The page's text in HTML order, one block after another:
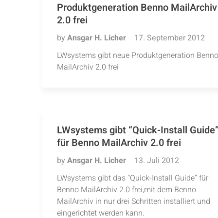
Produktgeneration Benno MailArchiv
2.0 frei
by Ansgar H. Licher
17. September 2012
LWsystems gibt neue Produktgeneration Benno
MailArchiv 2.0 frei
LWsystems gibt “Quick-Install
für Benno MailArchiv 2.0 frei
by Ansgar H. Licher
13. Juli 2012
LWsystems gibt das “Quick-Install Guide” für
Benno MailArchiv 2.0 frei,mit dem Benno
MailArchiv in nur drei Schritten installiert und
eingerichtet werden kann.